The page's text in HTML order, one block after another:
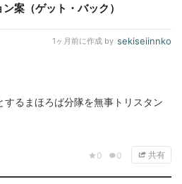
案（ゲット・バック）
1ヶ月前に作成 by sekiseiinnko
0 0 共有
するまほろば分隊を無事トリスタン